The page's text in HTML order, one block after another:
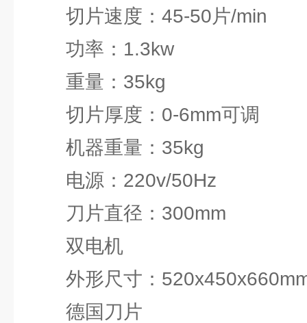
切片速度：45-50片/min
功率：1.3kw
重量：35kg
切片厚度：0-6mm可调
机器重量：35kg
电源：220v/50Hz
刀片直径：300mm
双电机
外形尺寸：
德国刀片